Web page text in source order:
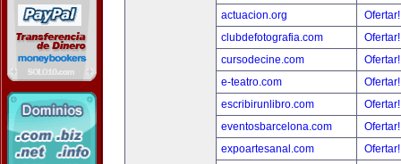
actuacion.org
clubdefotografia.com
cursodecine.com
e-teatro.com
escribirunlibro.com
eventosbarcelona.com
expoartesanal.com